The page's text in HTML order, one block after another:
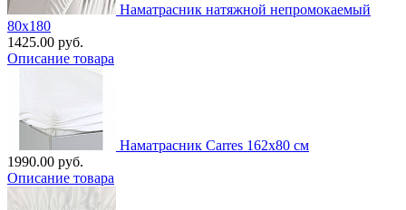
Наматрасник натяжной непромокаемый
80х180
1425.00 руб.
Описание товара
Наматрасник Carres 162x80 см
1990.00 руб.
Описание товара